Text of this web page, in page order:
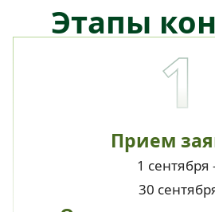
Этапы
1
Прием
1 сентября
30